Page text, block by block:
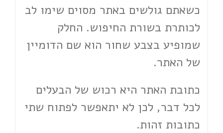
כשאתם גולשים באתר מסוים שימו לב
לכותרת בשורת החיפוש. החלק
שמופיע בצבע שחור הוא שם הדומיין
של האתר.
כתובת האתר היא רכוש של הבעלים
לכל דבר, לכן לא יתאפשר לפתוח שתי
כתובות זהות.